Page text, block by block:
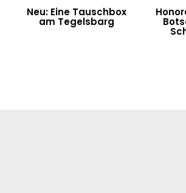
Neu: Eine Tauschbox
am Tegelsbarg